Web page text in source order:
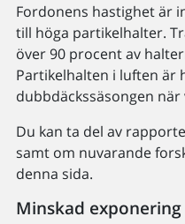
Fordonens hastighet är
till höga partikelhalter.
över 90 procent av
Partikelhalten i luften är
dubbdäckssäsongen
Du kan ta del av
samt om nuvarande
denna sida.
Minskad exponering